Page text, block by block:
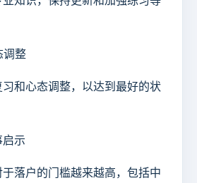
调整
和心态调整，以达到最好的状
启示
落户的门槛越来越高，包括中